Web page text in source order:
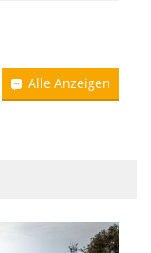
Alle Anzeigen